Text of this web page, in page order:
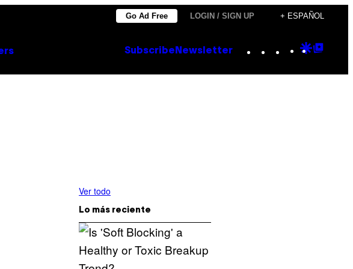
Go Ad Free LOGIN / SIGN UP + ESPAÑOL
Subscribe Newsletter Instagram
TikTok
YouTube
Google
Ver todo
Lo más reciente